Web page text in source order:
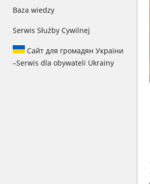
Baza wiedzy
Serwis Służby Cywilnej
Сайт для громадян України
–Serwis dla obywateli Ukrainy